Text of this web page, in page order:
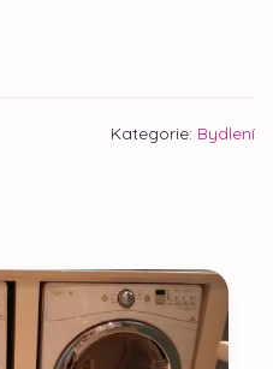
Kategorie: Bydlení